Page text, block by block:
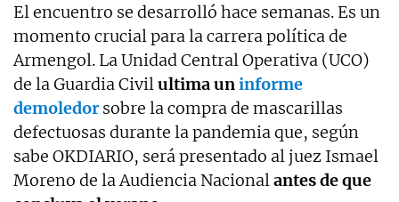
El encuentro se desarrolló hace semanas. Es un
momento crucial para la carrera política de
Armengol. La Unidad Central Operativa (UCO)
de la Guardia Civilultima uninforme
demoledorsobre la compra de mascarillas
defectuosas durante la pandemia que, según
sabe OKDIARIO, será presentado al juez Ismael
Moreno de la Audiencia Nacionalantes de que